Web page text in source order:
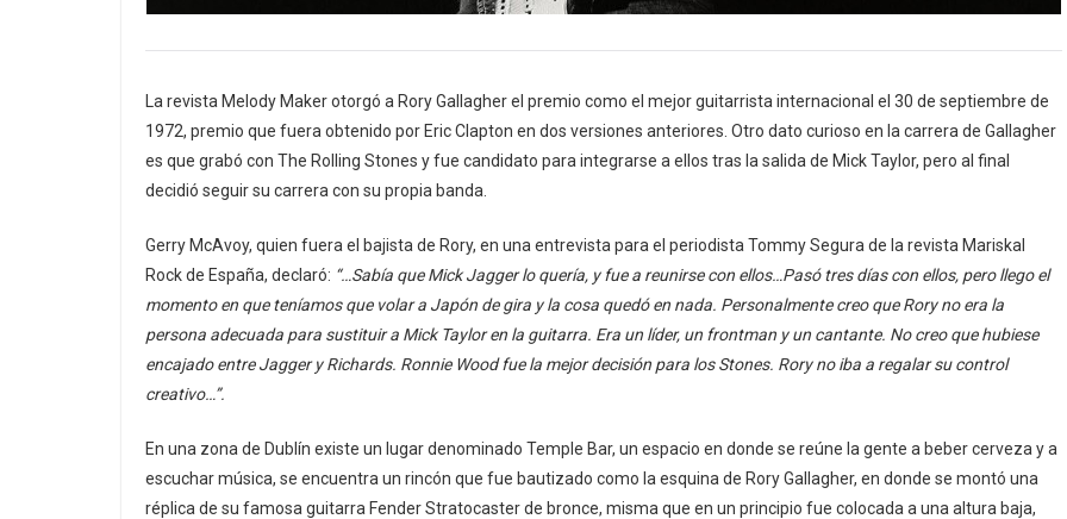
La revista Melody Maker otorgó a Rory Gallagher el premio como el mejor guitarrista internacional el 30 de septiembre de
1972, premio que fuera obtenido por Eric Clapton en dos versiones anteriores. Otro dato curioso en la carrera de Gallagher
es que grabó con The Rolling Stones y fue candidato para integrarse a ellos tras la salida de Mick Taylor, pero al final
decidió seguir su carrera con su propia banda.
Gerry McAvoy, quien fuera el bajista de Rory, en una entrevista para el periodista Tommy Segura de la revista Mariskal
Rock de España, declaró: “…Sabía que Mick Jagger lo quería, y fue a reunirse con ellos…Pasó tres días con ellos, pero llego el
momento en que teníamos que volar a Japón de gira y la cosa quedó en nada. Personalmente creo que Rory no era la
persona adecuada para sustituir a Mick Taylor en la guitarra. Era un líder, un frontman y un cantante. No creo que hubiese
encajado entre Jagger y Richards. Ronnie Wood fue la mejor decisión para los Stones. Rory no iba a regalar su control
creativo…”.
En una zona de Dublín existe un lugar denominado Temple Bar, un espacio en donde se reúne la gente a beber cerveza y a
escuchar música, se encuentra un rincón que fue bautizado como la esquina de Rory Gallagher, en donde se montó una
réplica de su famosa guitarra Fender Stratocaster de bronce, misma que en un principio fue colocada a una altura baja,